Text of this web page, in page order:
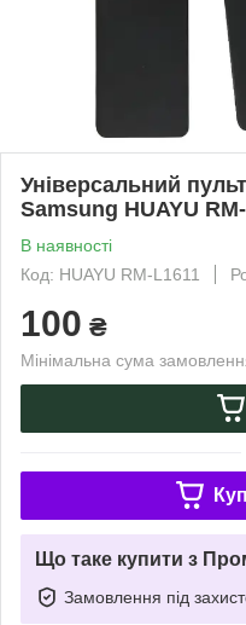
Універсальний
Samsung HUAYU
В наявності
Код: HUAYU RM-L1611
100 ₴
Мінімальна сума
Що таке купити з
Замовлення під